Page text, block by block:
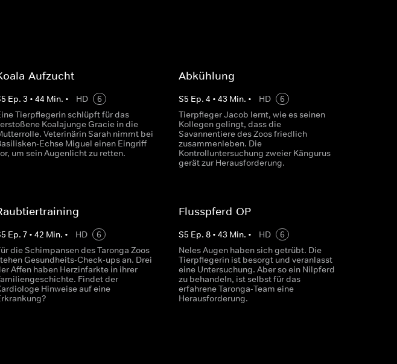
Aufzucht
5 Ep. 3 • 44 Min. • HD
6
Tierpflegerin schlüpft für das
Koalajunge Gracie in die
Veterinärin Sarah nimmt bei
Echse Miguel einen Eingriff
um sein Augenlicht zu retten.
Abkühlung
S5 Ep. 4 • 43 Min. • HD
6
Tierpfleger Jacob lernt, wie es seinen
Kollegen gelingt, dass die
Savannentiere des Zoos friedlich
zusammenleben. Die
Kontrolluntersuchung zweier Kängurus
gerät zur Herausforderung.
5 Ep. 7• 42 Min. • HD
6
die Schimpansen des Taronga Zoos
Gesundheits-Check-ups an. Drei
Affen haben Herzinfarkte in ihrer
Findet der
Hinweise auf eine
Flusspferd-OP
S5 Ep. 8• 43 Min. • HD
6
Neles Augen haben sich getrübt. Die
Tierpflegerin ist besorgt und veranlasst
eine Untersuchung. Aber so ein Nilpferd
zu behandeln, ist selbst für das
erfahrene Taronga-Team eine
Herausforderung.